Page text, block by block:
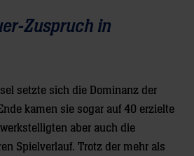
Zuspruch in
setzte sich die Dominanz der
kamen sie sogar auf 40 erzielte
aber auch die
Spielverlauf. Trotz der mehr als